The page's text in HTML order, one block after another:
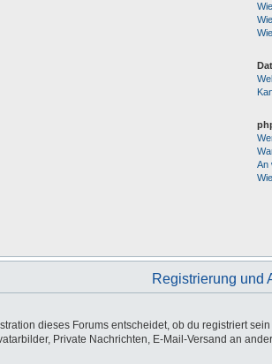
An
Registrierung und
dieses Forums entscheidet, ob du registriert
Private Nachrichten, E-Mail-Versand an